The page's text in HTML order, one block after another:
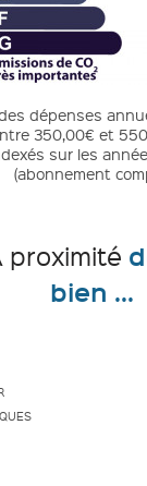
dépenses
350,00€ et
sur les
(abonnement
proximité
bien ...